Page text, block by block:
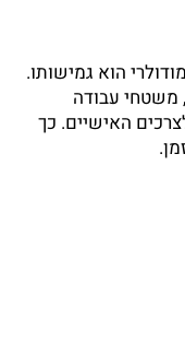
הוא גמישותו.
משטחי עבודה
האישיים. כך